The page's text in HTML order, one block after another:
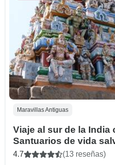
Maravillas Antiguas
Viaje al sur de la India
Santuarios de vida
incluido
4.7 (13 reseñas)